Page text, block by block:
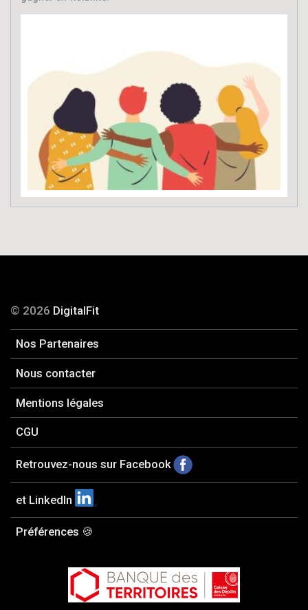
© 2026 DigitalFit
Nos Partenaires
Nous contacter
Mentions légales
CGU
Retrouvez-nous sur Facebook
et LinkedIn
Préférences 🍪